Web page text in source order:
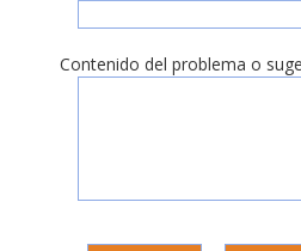
Contenido del problema o